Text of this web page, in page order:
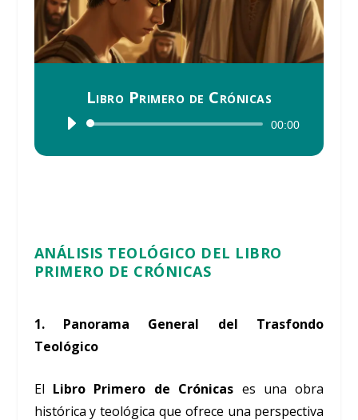
Libro Primero de Crónicas
Reproductor
audio
00:00
ANÁLISIS TEOLÓGICO DEL LIBRO
PRIMERO DE CRÓNICAS
1. Panorama General del Trasfondo
Teológico
El Libro Primero de Crónicas es una obra
histórica y teológica que ofrece una perspectiva